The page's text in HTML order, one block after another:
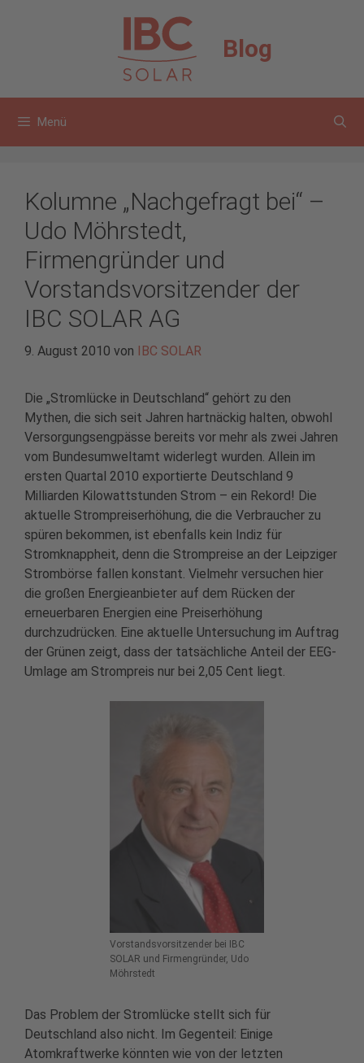
Blog
Menü
Kolumne „Nachgefragt bei“ –
Udo Möhrstedt,
Firmengründer und
Vorstandsvorsitzender der
IBC SOLAR AG
9. August 2010 von IBC SOLAR
Die „Stromlücke in Deutschland“ gehört zu den
Mythen, die sich seit Jahren hartnäckig halten, obwohl
Versorgungsengpässe bereits vor mehr als zwei Jahren
vom Bundesumweltamt widerlegt wurden. Allein im
ersten Quartal 2010 exportierte Deutschland 9
Milliarden Kilowattstunden Strom – ein Rekord! Die
aktuelle Strompreiserhöhung, die die Verbraucher zu
spüren bekommen, ist ebenfalls kein Indiz für
Stromknappheit, denn die Strompreise an der Leipziger
Strombörse fallen konstant. Vielmehr versuchen hier
die großen Energieanbieter auf dem Rücken der
erneuerbaren Energien eine Preiserhöhung
durchzudrücken. Eine aktuelle Untersuchung im Auftrag
der Grünen zeigt, dass der tatsächliche Anteil der EEG-
Umlage am Strompreis nur bei 2,05 Cent liegt.
Vorstandsvorsitzender bei IBC
SOLAR und Firmengründer, Udo
Möhrstedt
Das Problem der Stromlücke stellt sich für
Deutschland also nicht. Im Gegenteil: Einige
Atomkraftwerke könnten wie von der letzten